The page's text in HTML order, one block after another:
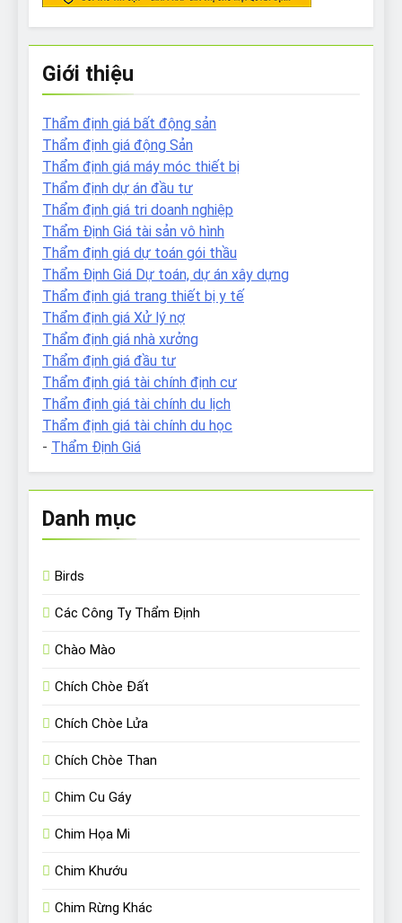
Giới thiệu
Thẩm định giá bất động sản
Thẩm định giá động Sản
Thẩm định giá máy móc thiết bị
Thẩm định dự án đầu tư
Thẩm định giá tri doanh nghiệp
Thẩm Định Giá tài sản vô hình
Thẩm định giá dự toán gói thầu
Thẩm Định Giá Dự toán, dự án xây dựng
Thẩm định giá trang thiết bị y tế
Thẩm định giá Xử lý nợ
Thẩm định giá nhà xưởng
Thẩm định giá đầu tư
Thẩm định giá tài chính định cư
Thẩm định giá tài chính du lịch
Thẩm định giá tài chính du học
- Thẩm Định Giá
Danh mục
Birds
Các Công Ty Thẩm Định
Chào Mào
Chích Chòe Đất
Chích Chòe Lửa
Chích Chòe Than
Chim Cu Gáy
Chim Họa Mi
Chim Khướu
Chim Rừng Khác